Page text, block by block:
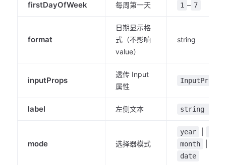
firstDayOfWeek 每周第一天 1 – 7
format
日期显示格
式（不影响
value）
string
inputProps
透传 Input
属性
InputProps
label 左侧文本 string |
mode 选择器模式
year
month
date